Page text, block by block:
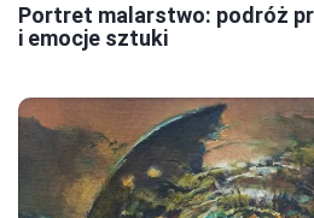
Portret malarstwo: podróż
i emocje sztuki